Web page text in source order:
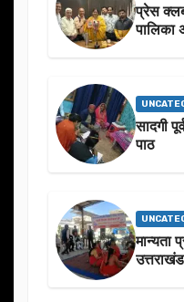
प्रेस
पालिका
सादगी
पाठ
मान्यता